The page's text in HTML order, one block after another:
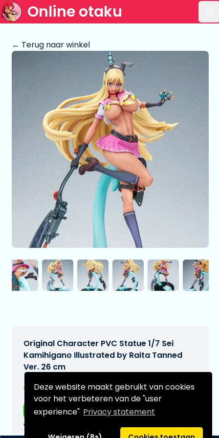
Deze website maakt gebruikt van cookies
voor het verbeteren van de "user
experience" Privacy statement
Online otaku
← Terug naar winkel
Original Character PVC Statue 1/7 Sei
Kamihigano Illustrated by Raita Tanned
Ver. 26 cm
€309,00[Onder voorbehoud]
Gratis verzending
Verwachtte leverdatum: